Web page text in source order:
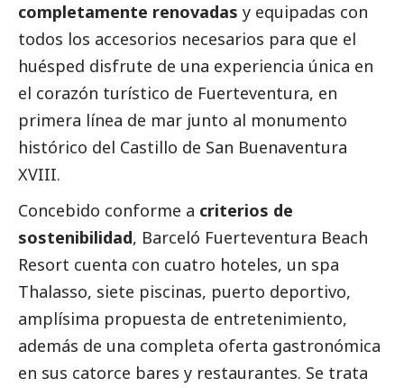
completamente renovadas y equipadas con
todos los accesorios necesarios para que el
huésped disfrute de una experiencia única en
el corazón turístico de Fuerteventura, en
primera línea de mar junto al monumento
histórico del Castillo de San Buenaventura
XVIII.
Concebido conforme a criterios de
sostenibilidad, Barceló Fuerteventura Beach
Resort cuenta con cuatro hoteles, un spa
Thalasso, siete piscinas, puerto deportivo,
amplísima propuesta de entretenimiento,
además de una completa oferta gastronómica
en sus catorce bares y restaurantes. Se trata